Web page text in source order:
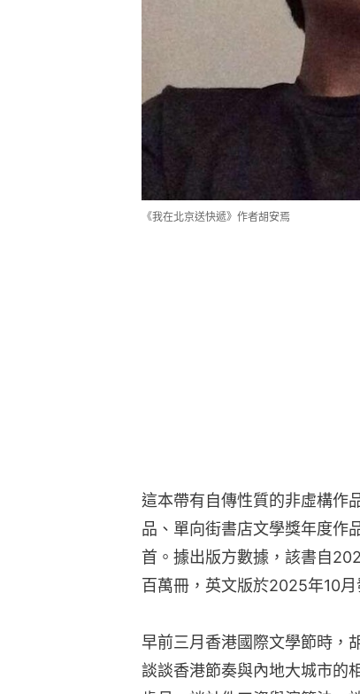
《我在北京送快遞》作者胡安焉
這本帶有自傳性質的非虛構作
品、單向街書店文學獎年度作
首。據出版方數據，該書自
百萬冊，英文版於2025年10
早前三月香港國際文學節時，
談談香港節奏與內地大城市的